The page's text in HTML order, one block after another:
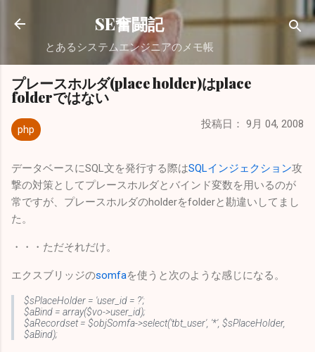
スキップしてメイン コンテンツに移動
SE奮闘記
とあるシステムエンジニアのメモ帳
プレースホルダ(place holder)はplace
folderではない
php 投稿日： 9月 04, 2008
データベースにSQL文を発行する際はSQLインジェクション攻
撃の対策としてプレースホルダとバインド変数を用いるのが
常ですが、プレースホルダのholderをfolderと勘違いしてまし
た。
・・・ただそれだけ。
エクスブリッジのsomfaを使うと次のような感じになる。
$sPlaceHolder = 'user_id = ?';
$aBind = array($vo->user_id);
$aRecordset = $objSomfa->select('tbt_user', '*', $sPlaceHolder,
$aBind);